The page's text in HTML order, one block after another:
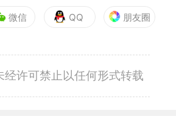
微信 QQ 朋友圈
经许可禁止以任何形式转载